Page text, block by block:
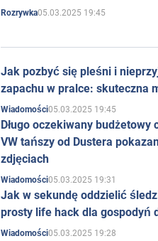
Rozrywka05.03.2025 19:45
Jak pozbyć się pleśni i
zapachu w pralce: skuteczna
Wiadomości05.03.2025 19:45
Długo oczekiwany budżetowy
VW tańszy od Dustera
zdjęciach
Wiadomości05.03.2025 19:31
Jak w sekundę oddzielić
prosty life hack dla gospodyń
Wiadomości05.03.2025 19:28